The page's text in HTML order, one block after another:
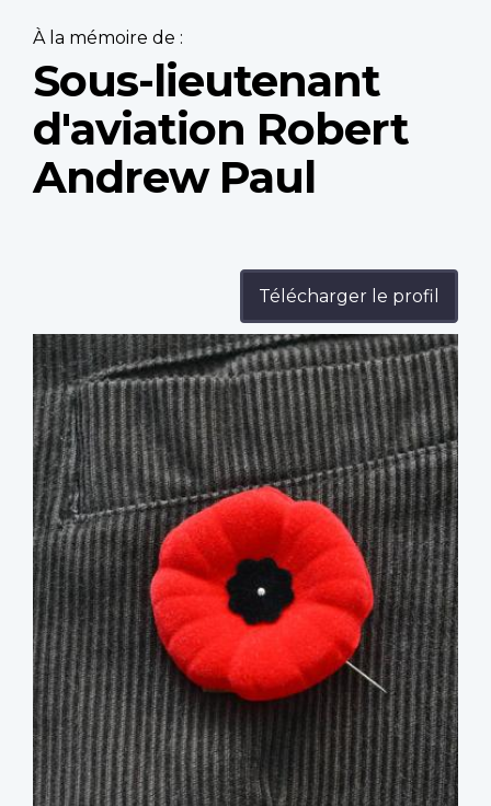
À la mémoire de :
Sous-lieutenant
d'aviation Robert
Andrew Paul
Télécharger le profil
Profile
image